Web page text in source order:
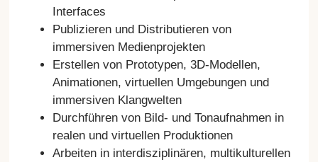
Interfaces
Publizieren und Distributieren von
immersiven Medienprojekten
Erstellen von Prototypen, 3D-Modellen,
Animationen, virtuellen Umgebungen und
immersiven Klangwelten
Durchführen von Bild- und Tonaufnahmen in
realen und virtuellen Produktionen
Arbeiten in interdisziplinären, multikulturellen